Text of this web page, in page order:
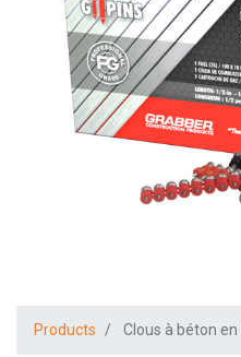
Products Clous à béton